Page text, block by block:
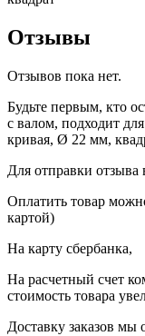
Отзывы
Отзывов пока нет.
Будьте первым, кто
с валом, подходит
кривая, Ø 22 мм,
Для отправки отзыва
Оплатить товар
картой)
На карту сбербанка,
На расчетный счет
стоимость товара
Доставку заказов мы